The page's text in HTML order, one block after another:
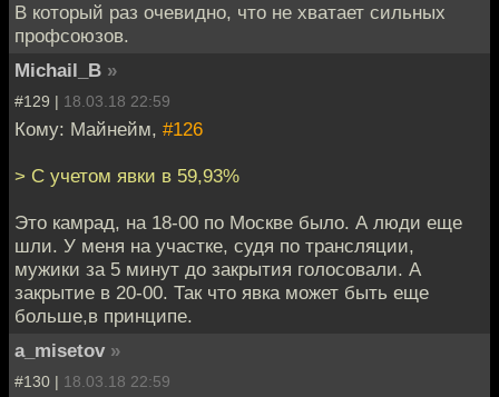
В который раз очевидно, что не хватает сильных
профсоюзов.
Michail_B »
#129 | 18.03.18 22:59
Кому: Майнейм, #126
> С учетом явки в 59,93%
Это камрад, на 18-00 по Москве было. А люди еще
шли. У меня на участке, судя по трансляции,
мужики за 5 минут до закрытия голосовали. А
закрытие в 20-00. Так что явка может быть еще
больше,в принципе.
a_misetov »
#130 | 18.03.18 22:59